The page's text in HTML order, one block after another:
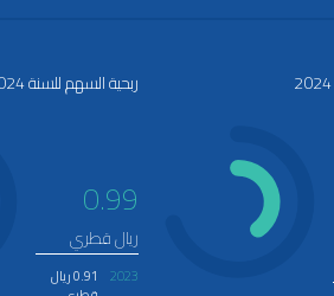
ربحية السهم للسنة 2024
0.99
ريال قطري
2023
0.91 ريال